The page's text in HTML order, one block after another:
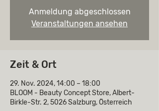
Anmeldung abgeschlossen
Veranstaltungen ansehen
Zeit & Ort
29. Nov. 2024, 14:00 – 18:00
BLOOM - Beauty Concept Store, Albert-
Birkle-Str. 2, 5026 Salzburg, Österreich